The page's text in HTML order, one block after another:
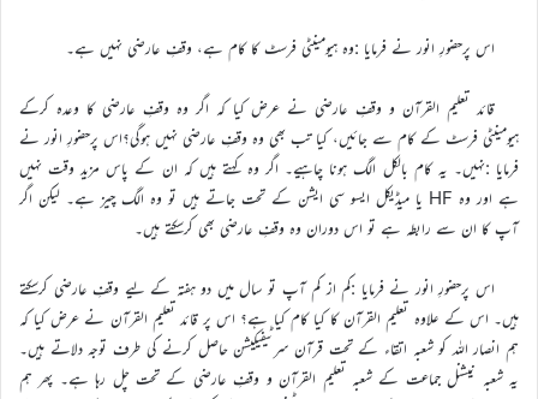
اس پرحضورِ انور نے فرمایا :وہ ہیومینٹی فرسٹ کا کام ہے، وقفِ عارضی نہیں ہے۔
قائد تعلیم القرآن و وقفِ عارضی نے عرض کیا کہ اگر وہ وقفِ عارضی کا وعدہ کرکے
ہیومینٹی فرسٹ کے کام سے جائیں، کیا تب بھی وہ وقفِ عارضی نہیں ہوگی؟اس پرحضورِ انور نے
فرمایا :نہیں۔ یہ کام بالکل الگ ہونا چاہیے۔ اگر وہ کہتے ہیں کہ ان کے پاس مزید وقت نہیں
ہے اور وہ HF یا میڈیکل ایسو سی ایشن کے تحت جاتے ہیں تو وہ الگ چیز ہے۔ لیکن اگر
آپ کا ان سے رابطہ ہے تو اس دوران وہ وقفِ عارضی بھی کرسکتے ہیں۔
اس پرحضورِ انور نے فرمایا :کم از کم آپ تو سال میں دو ہفتہ کے لیے وقفِ عارضی کرسکتے
ہیں۔ اس کے علاوہ تعلیم القرآن کا کیا کام کیا ہے؟ اس پر قائد تعلیم القرآن نے عرض کیا کہ
ہم انصار اللہ کو شعبہ اتقاء کے تحت قرآن سرٹیفیکیشن حاصل کرنے کی طرف توجہ دلاتے ہیں۔
یہ شعبہ نیشنل جماعت کے شعبہ تعلیم القرآن و وقفِ عارضی کے تحت چل رہا ہے۔ پھر ہم